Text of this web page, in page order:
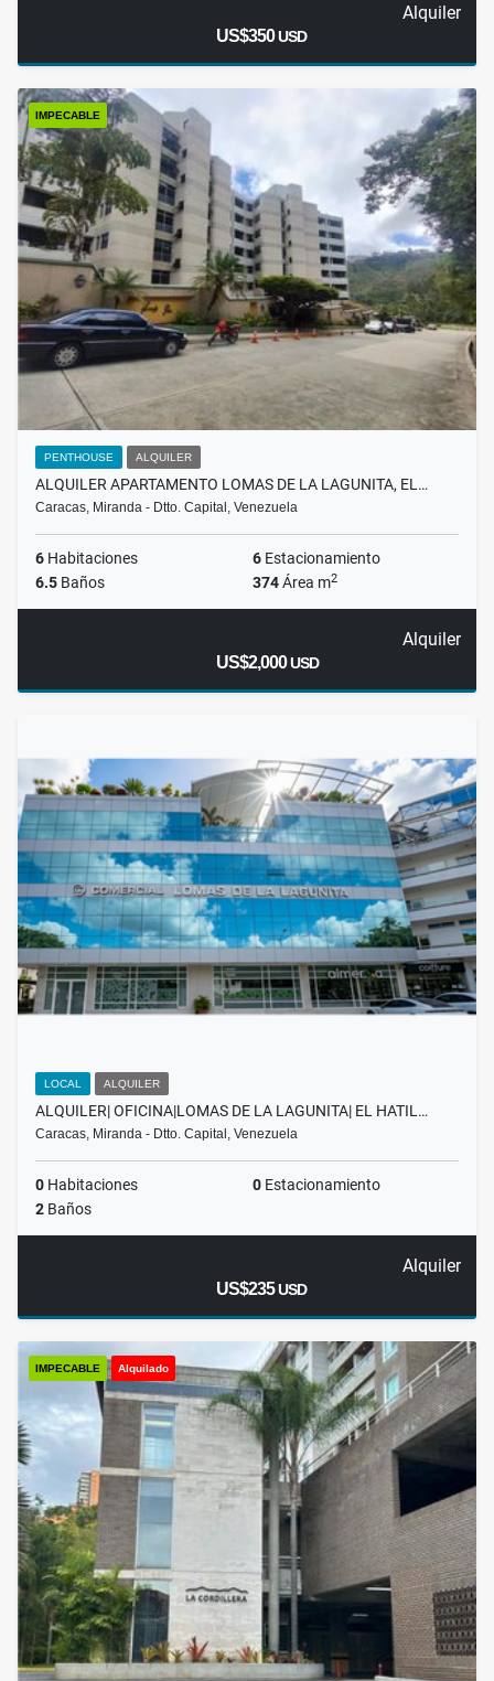
Alquiler
US$350USD
IMPECABLE
PENTHOUSE ALQUILER
ALQUILER APARTAMENTO LOMAS DE LA LAGUNITA, EL…
Caracas, Miranda - Dtto. Capital, Venezuela
6 Habitaciones 6 Estacionamiento
6.5 Baños 374Área m2
Alquiler
US$2,000USD
LOCAL ALQUILER
ALQUILER| OFICINA|LOMAS DE LA LAGUNITA| EL HATIL…
Caracas, Miranda - Dtto. Capital, Venezuela
0 Habitaciones 0 Estacionamiento
2 Baños
Alquiler
US$235USD
IMPECABLE Alquilado